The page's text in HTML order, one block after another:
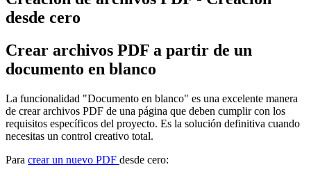
desde cero
Crear archivos PDF a partir de un
documento en blanco
La funcionalidad "Documento en blanco" es una excelente manera
de crear archivos PDF de una página que deben cumplir con los
requisitos específicos del proyecto. Es la solución definitiva cuando
necesitas un control creativo total.
Para crear un nuevo PDF desde cero: